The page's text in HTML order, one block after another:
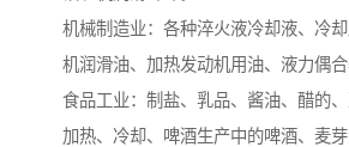
机械制造业：各种淬火液冷却液、冷
机润滑油、加热发动机用油、液力偶合
食品工业：制盐、乳品、酱油、醋的
加热、冷却、啤酒生产中的啤酒、麦芽